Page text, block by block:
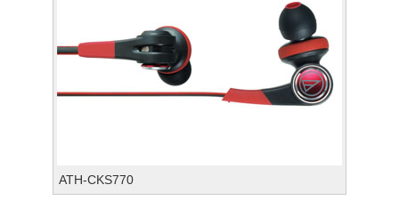
ATH-CKS770